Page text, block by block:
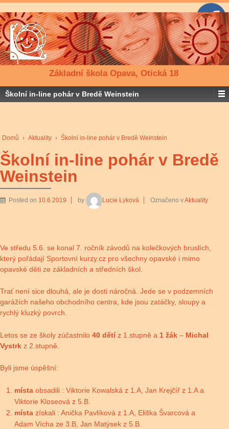
Základní škola Opava, Otická 18
Školní in-line pohár v Bredě Weinstein
Domů › Aktuality › Školní in-line pohár v Bredě Weinstein
Školní in-line pohár v Bredě
Weinstein
Posted on 10.6.2019 by Lucie Lyková Označeno vAktuality
Ve středu 5.6. se konal 7. ročník závodů na kolečkových bruslích,
který pořádají Sportovní kurzy.cz pro všechny opavské i mimo
opavské děti ze základních a středních škol.
Trať není sice dlouhá, ale je dosti náročná. Jede se v podzemních
garážích našeho obchodního centra, kde jsou zatáčky, sloupy a
rychlý kluzký povrch.
Letos se ze školy zúčastnilo 40 dětí z 1.stupně a 1 žák – Michal
Vystrk z 2.stupně.
Byli jsme úspěšní:
místa obsadili : Viktorie Kowalská z 1.A, Jan Krejčíř z 1.A a
Viktorie Kloseová z 5.B.
místa získali : Anička Pavlíková z 1.A, Eliška Švarcová a
Adam Vícha ze 3.B, Jan Matýsek z 5.B.